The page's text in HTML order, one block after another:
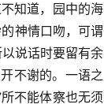
知道，园中的海
神情口吻，可谓
说话时要留有余
不谢的。一语之
不能体察也无须